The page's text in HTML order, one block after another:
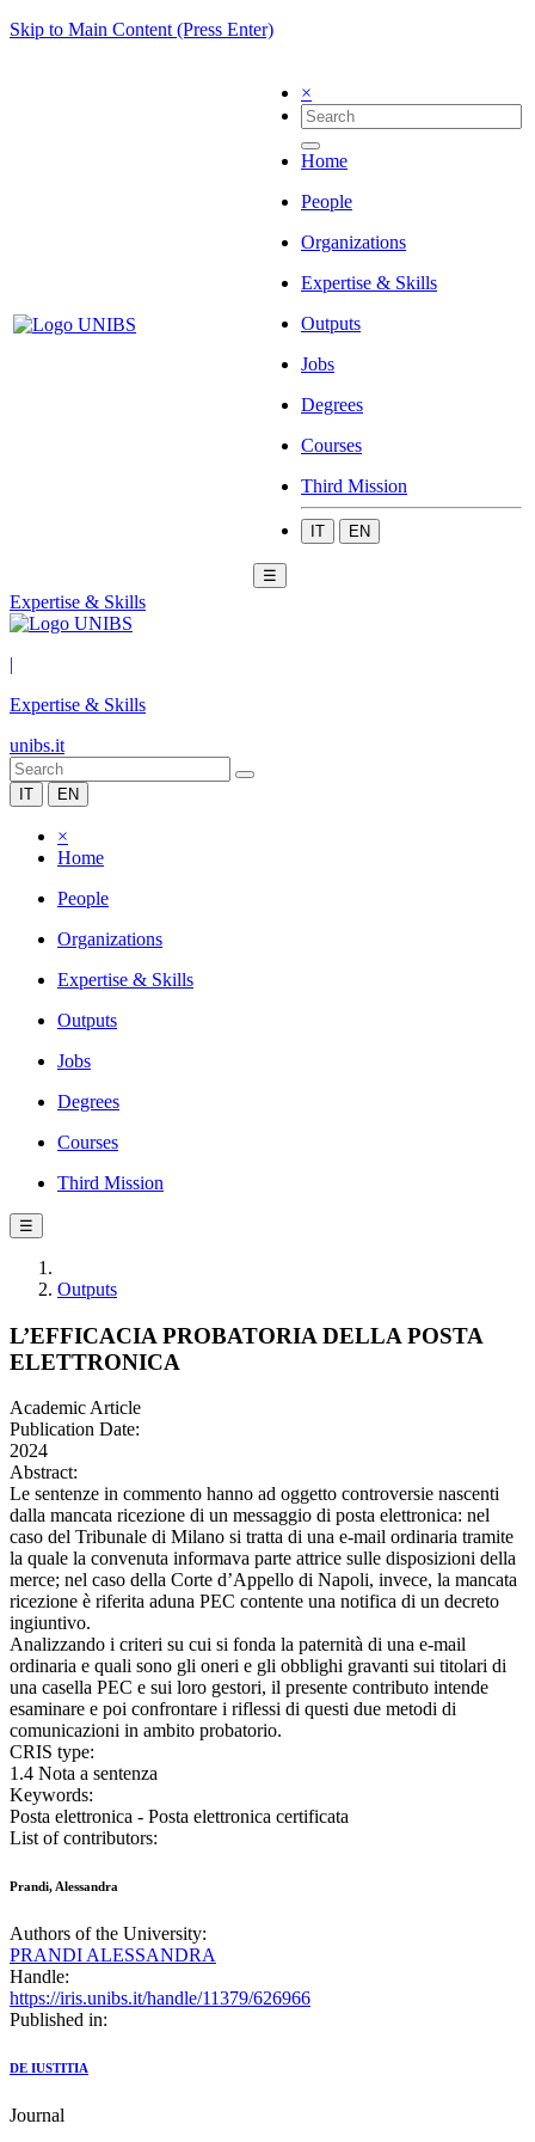
Skip to Main Content (Press Enter)
×
Home
People
Organizations
Expertise & Skills
Outputs
Jobs
Degrees
Courses
Third Mission
IT EN
☰
Expertise & Skills
|
Expertise & Skills
unibs.it
IT EN
×
Home
People
Organizations
Expertise & Skills
Outputs
Jobs
Degrees
Courses
Third Mission
☰
Outputs
L’EFFICACIA PROBATORIA DELLA POSTA
ELETTRONICA
Academic Article
Publication Date:
2024
Abstract:
Le sentenze in commento hanno ad oggetto controversie nascenti
dalla mancata ricezione di un messaggio di posta elettronica: nel
caso del Tribunale di Milano si tratta di una e-mail ordinaria tramite
la quale la convenuta informava parte attrice sulle disposizioni della
merce; nel caso della Corte d’Appello di Napoli, invece, la mancata
ricezione è riferita aduna PEC contente una notifica di un decreto
ingiuntivo.
Analizzando i criteri su cui si fonda la paternità di una e-mail
ordinaria e quali sono gli oneri e gli obblighi gravanti sui titolari di
una casella PEC e sui loro gestori, il presente contributo intende
esaminare e poi confrontare i riflessi di questi due metodi di
comunicazioni in ambito probatorio.
CRIS type:
1.4 Nota a sentenza
Keywords:
Posta elettronica - Posta elettronica certificata
List of contributors:
Prandi, Alessandra
Authors of the University:
PRANDI ALESSANDRA
Handle:
https://iris.unibs.it/handle/11379/626966
Published in:
DE IUSTITIA
Journal